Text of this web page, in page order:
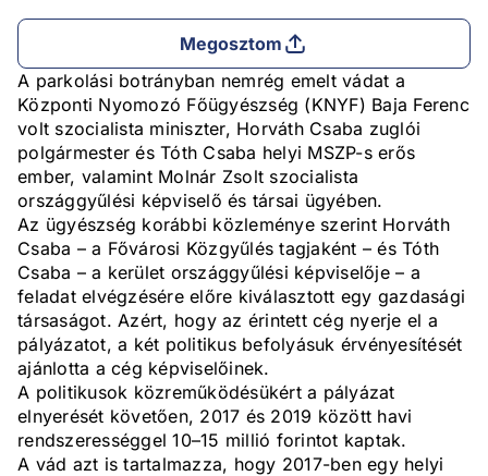
Megosztom
A parkolási botrányban nemrég emelt vádat a
Központi Nyomozó Főügyészség (KNYF) Baja Ferenc
volt szocialista miniszter, Horváth Csaba zuglói
polgármester és Tóth Csaba helyi MSZP-s erős
ember, valamint Molnár Zsolt szocialista
országgyűlési képviselő és társai ügyében.
Az ügyészség korábbi közleménye szerint Horváth
Csaba – a Fővárosi Közgyűlés tagjaként – és Tóth
Csaba – a kerület országgyűlési képviselője – a
feladat elvégzésére előre kiválasztott egy gazdasági
társaságot. Azért, hogy az érintett cég nyerje el a
pályázatot, a két politikus befolyásuk érvényesítését
ajánlotta a cég képviselőinek.
A politikusok közreműködésükért a pályázat
elnyerését követően, 2017 és 2019 között havi
rendszerességgel 10–15 millió forintot kaptak.
A vád azt is tartalmazza, hogy 2017-ben egy helyi